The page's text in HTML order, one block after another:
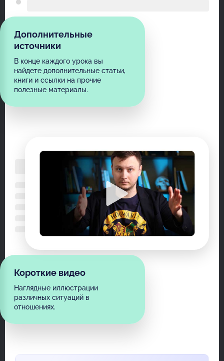
Дополнительные
источники
В конце каждого урока вы
найдете дополнительные статьи,
книги и ссылки на прочие
полезные материалы.
Короткие видео
Наглядные иллюстрации
различных ситуаций в
отношениях.